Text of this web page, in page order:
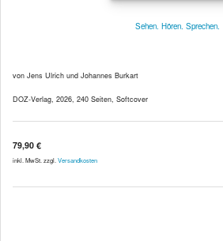
Sehen. Hören. Sprechen.
von Jens Ulrich und Johannes Burkart
DOZ-Verlag, 2026, 240 Seiten, Softcover
79,90 €
inkl. MwSt. zzgl. Versandkosten